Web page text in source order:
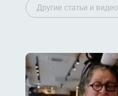
Другие статьи и видео